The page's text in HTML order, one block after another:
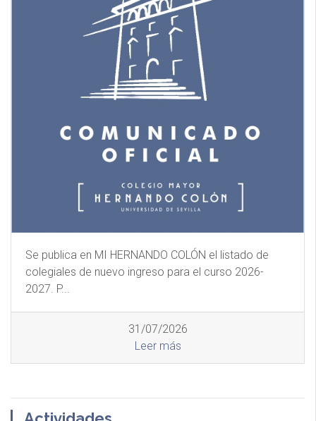
Se publica en MI HERNANDO COLÓN el listado de
colegiales de nuevo ingreso para el curso 2026-
2027. P...
31/07/2026
Leer más